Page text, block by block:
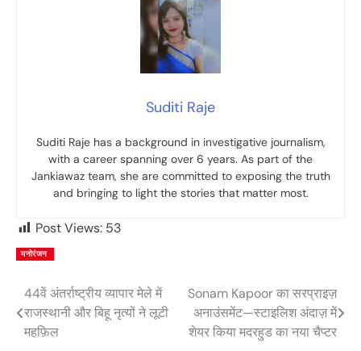
Suditi Raje
Suditi Raje has a background in investigative journalism,
with a career spanning over 6 years. As part of the
Jankiawaz team, she are committed to exposing the truth
and bringing to light the stories that matter most.
Post Views: 53
मनोरंजन
Post
navigation
44वें अंतर्राष्ट्रीय व्यापार मेले में
राजस्थानी और बिहू नृत्यों ने लूटी
महफ़िल
Sonam Kapoor का सरप्राइज़
अनाउंसमेंट—स्टाइलिश अंदाज़ में
शेयर किया मदरहुड का नया चैप्टर